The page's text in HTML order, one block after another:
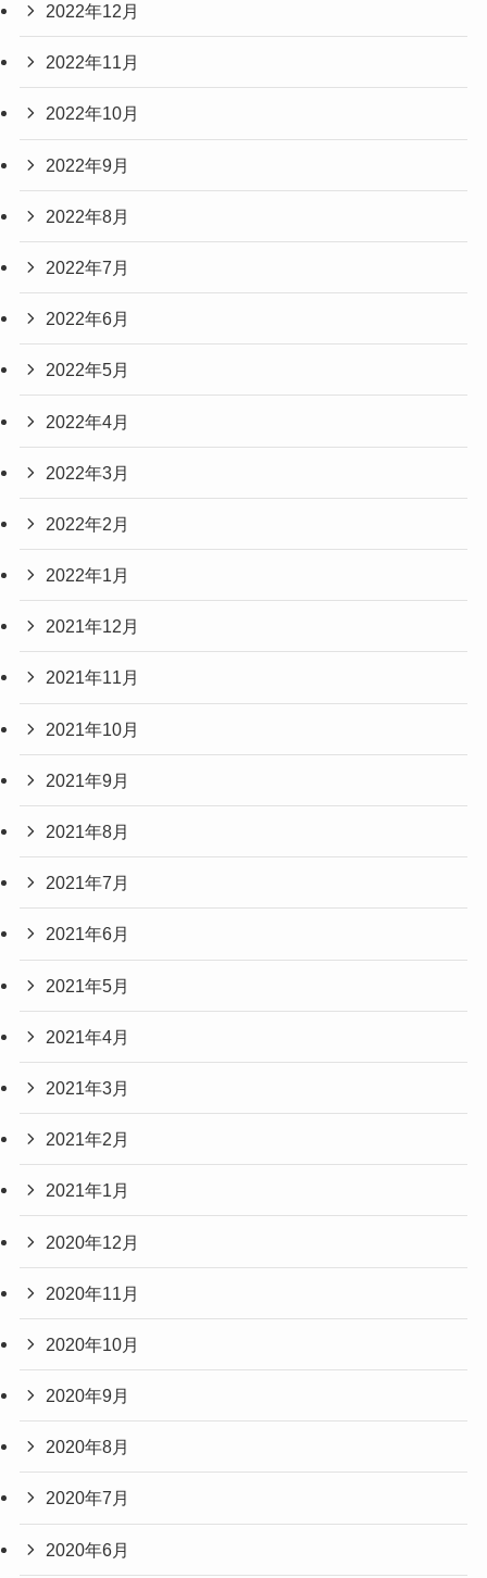
2022年12月
2022年11月
2022年10月
2022年9月
2022年8月
2022年7月
2022年6月
2022年5月
2022年4月
2022年3月
2022年2月
2022年1月
2021年12月
2021年11月
2021年10月
2021年9月
2021年8月
2021年7月
2021年6月
2021年5月
2021年4月
2021年3月
2021年2月
2021年1月
2020年12月
2020年11月
2020年10月
2020年9月
2020年8月
2020年7月
2020年6月